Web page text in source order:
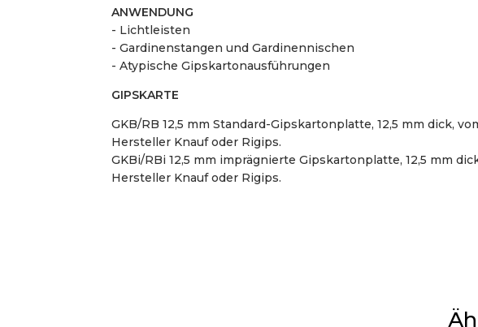
ANWENDUNG
- Lichtleisten
- Gardinenstangen und Gardinennischen
- Atypische Gipskartonausführungen
GIPSKARTE
GKB/RB 12,5 mm Standard-Gipskartonplatte, 12,5 mm dick,
Hersteller Knauf oder Rigips.
GKBi/RBi 12,5 mm imprägnierte Gipskartonplatte, 12,5 mm
Hersteller Knauf oder Rigips.